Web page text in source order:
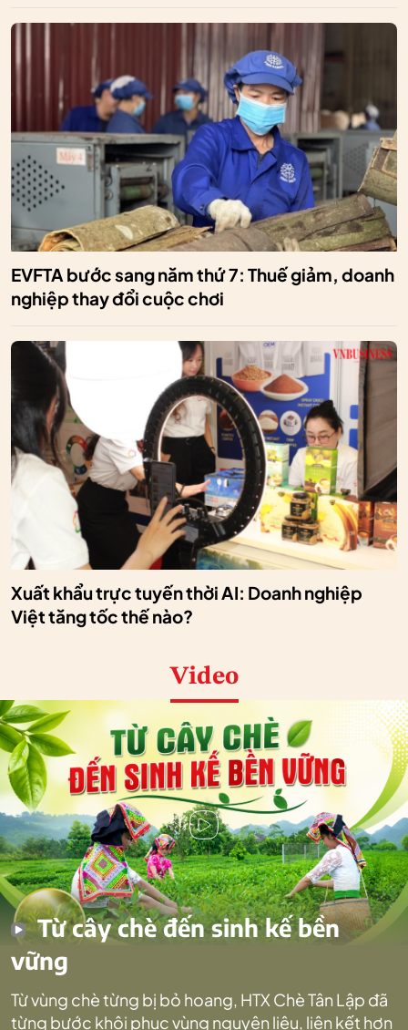
EVFTA bước sang năm thứ 7: Thuế giảm, doanh
nghiệp thay đổi cuộc chơi
Xuất khẩu trực tuyến thời AI: Doanh nghiệp
Việt tăng tốc thế nào?
Video
Từ cây chè đến sinh kế bền
vững
Từ vùng chè từng bị bỏ hoang, HTX Chè Tân Lập đã
từng bước khôi phục vùng nguyên liệu, liên kết hơn